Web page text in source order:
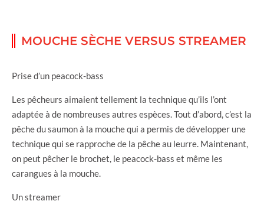
MOUCHE SÈCHE VERSUS STREAMER
Prise d’un peacock-bass
Les pêcheurs aimaient tellement la technique qu’ils l’ont
adaptée à de nombreuses autres espèces. Tout d’abord, c’est la
pêche du saumon à la mouche qui a permis de développer une
technique qui se rapproche de la pêche au leurre. Maintenant,
on peut pêcher le brochet, le peacock-bass et même les
carangues à la mouche.
Un streamer